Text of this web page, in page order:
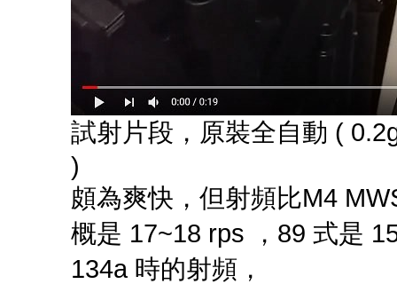
試射片段，原裝全自動 (
)
頗為爽快，但射頻比M4
概是 17~18 rps ，89 式是
134a 時的射頻，